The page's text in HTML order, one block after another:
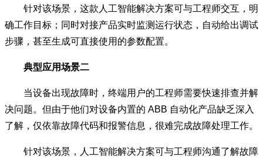
针对该场景，这款人工智能解决方案可与工程师交互，明
确工作目标；同时对接产品实时监测运行状态，自动给出调试
步骤，甚至生成可直接使用的参数配置。
典型应用场景二
当设备出现故障时，终端用户的工程师需要快速排查并解
决问题。但由于他们对设备内置的 ABB 自动化产品缺乏深入
了解，仅依靠故障代码和报警信息，很难完成故障处理工作。
针对该场景，人工智能解决方案可与工程师沟通了解故障